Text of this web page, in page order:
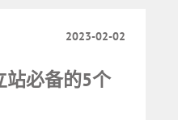
2023-02-02
站必备的5个